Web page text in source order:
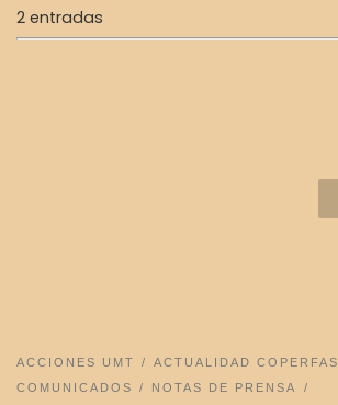
2 entradas
ACCIONES UMT
ACTUALIDAD COPERFAS
COMUNICADOS
NOTAS DE PRENSA